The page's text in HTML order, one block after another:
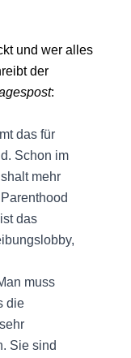
und wer alles
der
:
das für
Schon im
mehr
das
muss
die
Sie sind